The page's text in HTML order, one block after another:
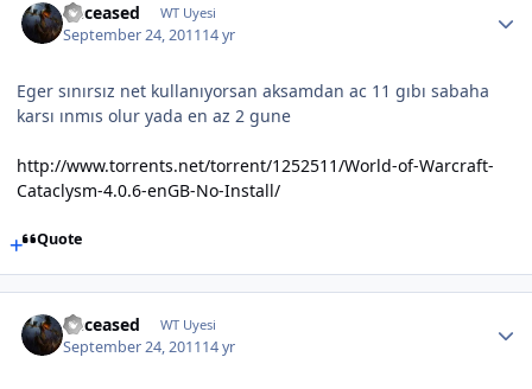
Deceased WT Uyesi
September 24, 201114 yr
Eger sınırsız net kullanıyorsan aksamdan ac 11 gıbı sabaha
karsı ınmıs olur yada en az 2 gune
http://www.torrents.net/torrent/1252511/World-of-Warcraft-
Cataclysm-4.0.6-enGB-No-Install/
Quote
Deceased WT Uyesi
September 24, 201114 yr